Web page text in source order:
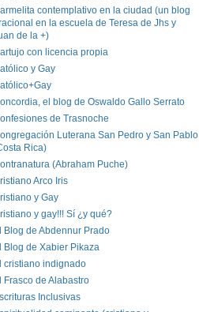
contemplativo en la ciudad (un blog
en la escuela de Teresa de Jhs y
de la +)
con licencia propia
y Gay
el blog de Oswaldo Gallo Serrato
de Trasnoche
Luterana San Pedro y San Pablo
Rica)
(Abraham Puche)
Arco Iris
y Gay
y gay!!! Sí ¿y qué?
Blog de Abdennur Prado
Blog de Xabier Pikaza
cristiano indignado
Frasco de Alabastro
Inclusivas